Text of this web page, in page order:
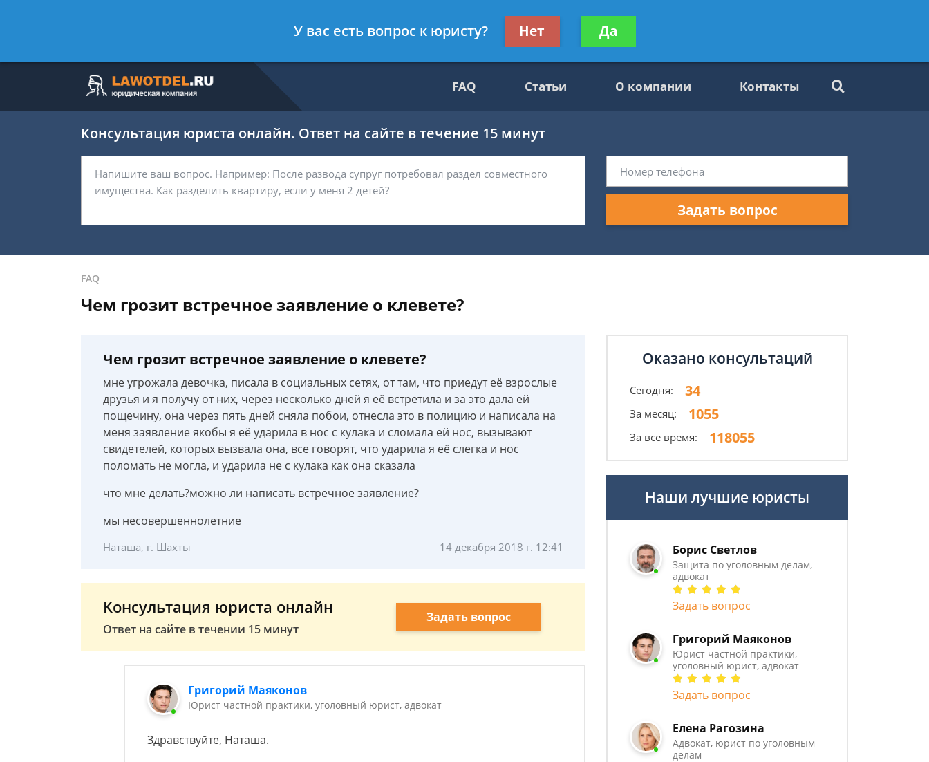
7 812 467-37-69
Получите консультацию
бесплатно
FAQ Статьи О компании Контакты
Консультация юриста онлайн. Ответ на сайте в течение 15 минут
Задать вопрос
FAQ
Чем грозит встречное заявление о клевете?
Чем грозит встречное заявление о клевете?
мне угрожала девочка, писала в социальных сетях, от там, что приедут её взрослые
друзья и я получу от них, через несколько дней я её встретила и за это дала ей
пощечину, она через пять дней сняла побои, отнесла это в полицию и написала на
меня заявление якобы я её ударила в нос с кулака и сломала ей нос, вызывают
свидетелей, которых вызвала она, все говорят, что ударила я её слегка и нос
поломать не могла, и ударила не с кулака как она сказала
что мне делать?можно ли написать встречное заявление?
мы несовершеннолетние
Наташа, г. Шахты 14 декабря 2018 г. 12:41
Консультация юриста онлайн
Ответ на сайте в течении 15 минут
Задать вопрос
Григорий Маяконов
Юрист частной практики, уголовный юрист, адвокат
Здравствуйте, Наташа.
Оказано консультаций
Сегодня: 34
За месяц: 1055
За все время: 118055
Наши лучшие юристы
Борис Светлов
Защита по уголовным делам,
адвокат
Задать вопрос
Григорий Маяконов
Юрист частной практики,
уголовный юрист, адвокат
Задать вопрос
Елена Рагозина
Адвокат, юрист по уголовным
делам
У вас есть вопрос к юристу? Нет Да